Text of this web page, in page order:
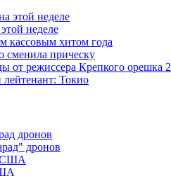
неделе
кассовым хитом года
сменила прическу
от режиссера Крепкого орешка 2
Токио
дронов